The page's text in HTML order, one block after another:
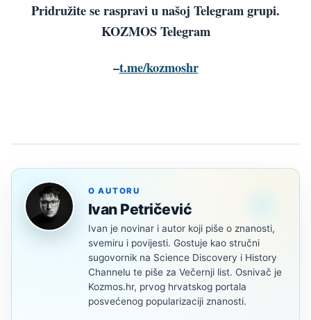
Pridružite se raspravi u našoj Telegram grupi.
KOZMOS Telegram
–t.me/kozmoshr
O AUTORU
Ivan Petričević
Ivan je novinar i autor koji piše o znanosti,
svemiru i povijesti. Gostuje kao stručni
sugovornik na Science Discovery i History
Channelu te piše za Večernji list. Osnivač je
Kozmos.hr, prvog hrvatskog portala
posvećenog popularizaciji znanosti.